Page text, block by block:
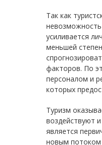
Так как
невозможность
усиливается
меньшей
факторов. По
персоналом и
которых
Туризм
воздействуют
является
новым потоком